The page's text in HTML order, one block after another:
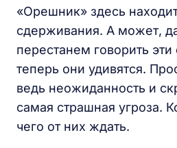
«Орешник» здесь
сдерживания. А может,
перестанем говорить
теперь они удивятся.
ведь неожиданность и
самая страшная угроза.
чего от них ждать.